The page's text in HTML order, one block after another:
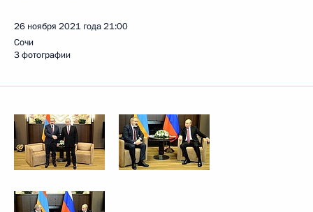
26 ноября 2021 года21:00
Сочи
3 фотографии